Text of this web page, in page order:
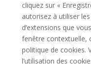
cliquez sur «
autorisez à utiliser
d’extensions que
fenêtre contextuelle,
politique de cookies.
l’utilisation des